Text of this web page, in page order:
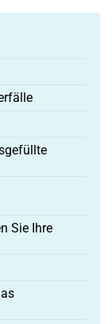
Sie Ihre